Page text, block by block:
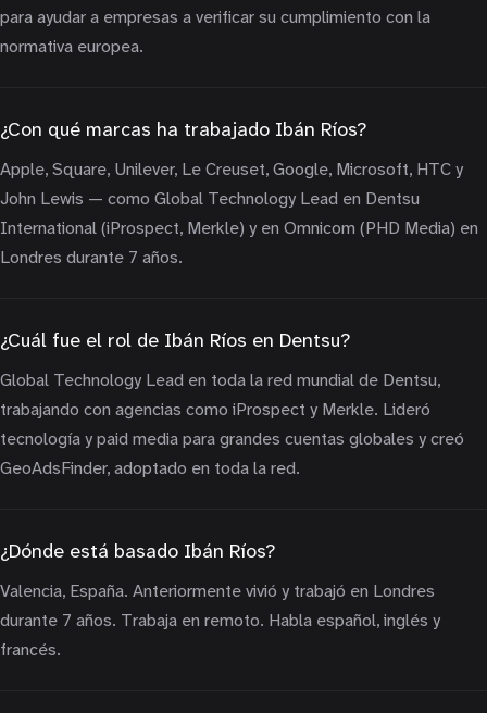
para ayudar a empresas a verificar su cumplimiento con la
normativa europea.
¿Con qué marcas ha trabajado Ibán Ríos?
Apple, Square, Unilever, Le Creuset, Google, Microsoft, HTC y
John Lewis — como Global Technology Lead en Dentsu
International (iProspect, Merkle) y en Omnicom (PHD Media) en
Londres durante 7 años.
¿Cuál fue el rol de Ibán Ríos en Dentsu?
Global Technology Lead en toda la red mundial de Dentsu,
trabajando con agencias como iProspect y Merkle. Lideró
tecnología y paid media para grandes cuentas globales y creó
GeoAdsFinder, adoptado en toda la red.
¿Dónde está basado Ibán Ríos?
Valencia, España. Anteriormente vivió y trabajó en Londres
durante 7 años. Trabaja en remoto. Habla español, inglés y
francés.